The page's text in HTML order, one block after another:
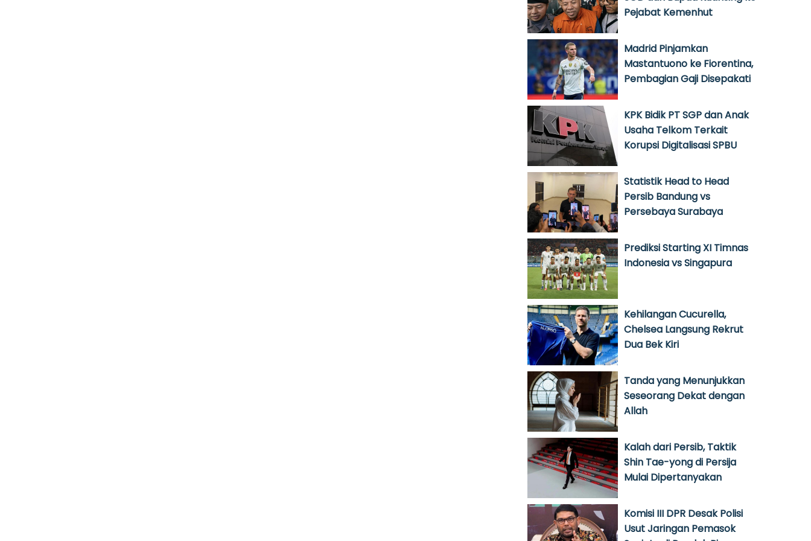
Pejabat Kemenhut
Madrid Pinjamkan
Mastantuono ke Fiorentina,
Pembagian Gaji Disepakati
KPK Bidik PT SGP dan Anak
Usaha Telkom Terkait
Korupsi Digitalisasi SPBU
Statistik Head to Head
Persib Bandung vs
Persebaya Surabaya
Prediksi Starting XI Timnas
Indonesia vs Singapura
Kehilangan Cucurella,
Chelsea Langsung Rekrut
Dua Bek Kiri
Tanda yang Menunjukkan
Seseorang Dekat dengan
Allah
Kalah dari Persib, Taktik
Shin Tae-yong di Persija
Mulai Dipertanyakan
Komisi III DPR Desak Polisi
Usut Jaringan Pemasok